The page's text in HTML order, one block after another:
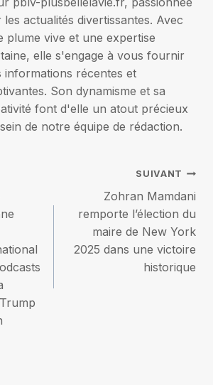
les actualités divertissantes. Avec
plume vive et une expertise
elle s'engage à vous fournir
informations récentes et
Son dynamisme et sa
font d'elle un atout précieux
de notre équipe de rédaction.
SUIVANT
Zohran Mamdani
remporte l’élection du
maire de New York
2025 dans une victoire
historique